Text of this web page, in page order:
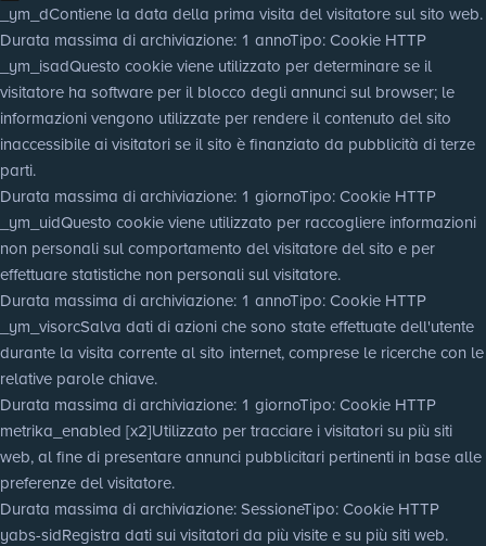
_ym_dContiene la data della prima visita del visitatore sul sito web.
Durata massima di archiviazione: 1 annoTipo: Cookie HTTP
_ym_isadQuesto cookie viene utilizzato per determinare se il
visitatore ha software per il blocco degli annunci sul browser; le
informazioni vengono utilizzate per rendere il contenuto del sito
inaccessibile ai visitatori se il sito è finanziato da pubblicità di terze
parti.
Durata massima di archiviazione: 1 giornoTipo: Cookie HTTP
_ym_uidQuesto cookie viene utilizzato per raccogliere informazioni
non personali sul comportamento del visitatore del sito e per
effettuare statistiche non personali sul visitatore.
Durata massima di archiviazione: 1 annoTipo: Cookie HTTP
_ym_visorcSalva dati di azioni che sono state effettuate dell'utente
durante la visita corrente al sito internet, comprese le ricerche con le
relative parole chiave.
Durata massima di archiviazione: 1 giornoTipo: Cookie HTTP
metrika_enabled [x2]Utilizzato per tracciare i visitatori su più siti
web, al fine di presentare annunci pubblicitari pertinenti in base alle
preferenze del visitatore.
Durata massima di archiviazione: SessioneTipo: Cookie HTTP
yabs-sidRegistra dati sui visitatori da più visite e su più siti web.